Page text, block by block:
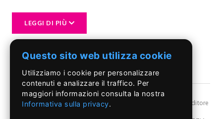
LEGGI DI PIÙ
©Il Pontino- Reg, Trib. Roma n.399/86 - Angelo Capriotti Editore
Questo sito web utilizza cookie
Utilizziamo i cookie per personalizzare
contenuti e analizzare il traffico. Per
maggiori informazioni consulta la nostra
Informativa sulla privacy.